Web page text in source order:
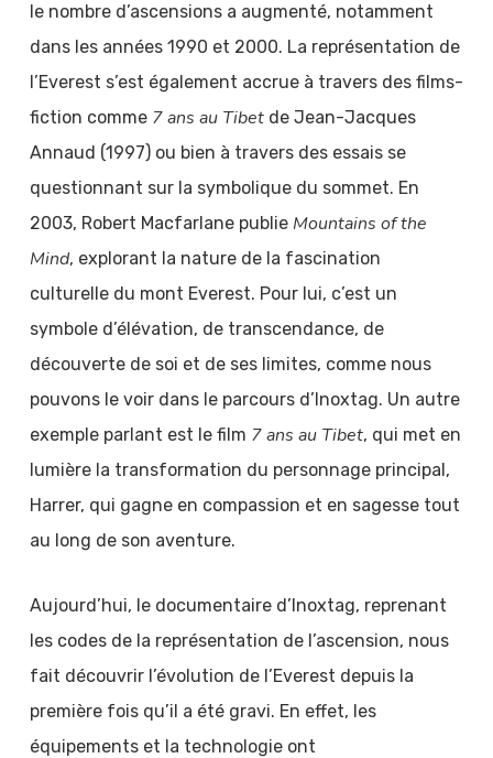
le nombre d’ascensions a augmenté, notamment
dans les années 1990 et 2000. La représentation de
l’Everest s’est également accrue à travers des films-
fiction comme 7 ans au Tibetde Jean-Jacques
Annaud (1997) ou bien à travers des essais se
questionnant sur la symbolique du sommet. En
2003, Robert Macfarlane publie Mountains of the
Mind, explorant la nature de la fascination
culturelle du mont Everest. Pour lui, c’est un
symbole d’élévation, de transcendance, de
découverte de soi et de ses limites, comme nous
pouvons le voir dans le parcours d’Inoxtag. Un autre
exemple parlant est le film 7 ans au Tibet, qui met en
lumière la transformation du personnage principal,
Harrer, qui gagne en compassion et en sagesse tout
au long de son aventure.
Aujourd’hui, le documentaire d’Inoxtag, reprenant
les codes de la représentation de l’ascension, nous
fait découvrir l’évolution de l’Everest depuis la
première fois qu’il a été gravi. En effet, les
équipements et la technologie ont